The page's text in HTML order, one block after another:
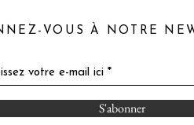
VOUS À NOTRE
S'abonner